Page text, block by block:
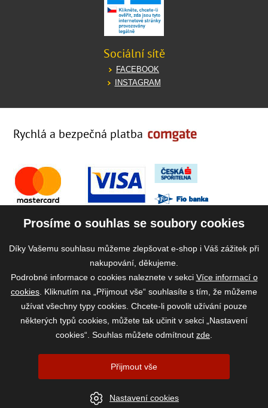
Sociální sítě
FACEBOOK
INSTAGRAM
Rychlá a bezpečná platba
2026 ©www.vase-krmivo.cz- Tomáš Kroupa e-shop, Kanice 307, 664 01
Brno-venkov, IČ: 75785439
Prosíme o souhlas se soubory cookies
Díky Vašemu souhlasu můžeme zlepšovat e-shop i Váš zážitek při
nakupování, děkujeme.
Podrobné informace o cookies naleznete v sekci Více informací o
cookies . Kliknutím na „Přijmout vše“ souhlasíte s tím, že můžeme
užívat všechny typy cookies. Chcete-li povolit užívání pouze
některých typů cookies, můžete tak učinit v sekci „Nastavení
cookies“. Souhlas můžete odmítnout zde
Přijmout vše
Nastavení cookies